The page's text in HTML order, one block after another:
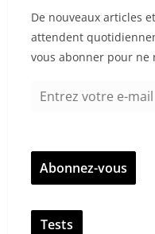
De nouveaux articles
attendent
vous abonner pour ne
r
z
v
Abonnez-vous
Tests